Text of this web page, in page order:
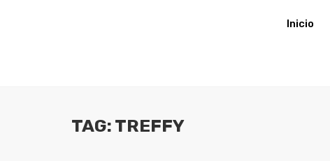
Inicio
TAG: TREFFY